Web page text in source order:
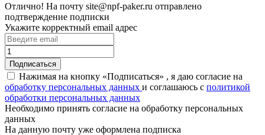
Отлично! На почту site@npf-paker.ru отправлено
подтверждение подписки
Укажите корректный email адрес
Нажимая на кнопку «Подписаться» , я даю согласие на
обработку персональных данных и соглашаюсь c политикой
обработки персональных данных
Необходимо принять согласие на обработку персональных
данных
На данную почту уже оформлена подписка